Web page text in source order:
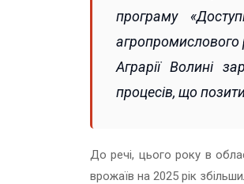
програму
Аграрії Волині
процесів, що
До речі, цього року в
врожаїв на 2025 рік